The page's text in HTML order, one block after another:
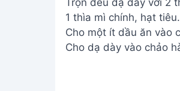
Trộn đều dạ dày với 2
1 thìa mì chính, hạt
Cho một ít dầu ăn vào
Cho dạ dày vào chảo